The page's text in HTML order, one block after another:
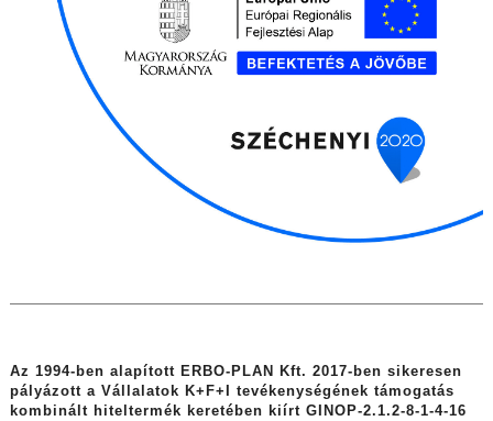
Az 1994-ben alapított ERBO-PLAN Kft. 2017-ben sikeresen
pályázott a Vállalatok K+F+I tevékenységének támogatás
kombinált hiteltermék keretében kiírt GINOP-2.1.2-8-1-4-16